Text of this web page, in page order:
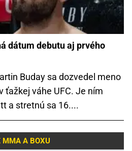
dátum debutu aj prvého
Buday sa dozvedel meno
ťažkej váhe UFC. Je ním
a stretnú sa 16....
MMA A BOXU